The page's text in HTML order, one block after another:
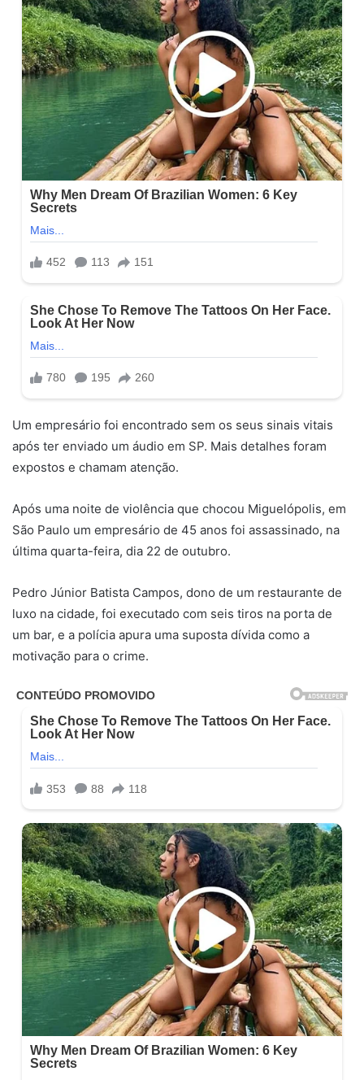
Um empresário foi encontrado sem os seus sinais vitais
após ter enviado um áudio em SP. Mais detalhes foram
expostos e chamam atenção.
Após uma noite de violência que chocou Miguelópolis, em
São Paulo um empresário de 45 anos foi assassinado, na
última quarta-feira, dia 22 de outubro.
Pedro Júnior Batista Campos, dono de um restaurante de
luxo na cidade, foi executado com seis tiros na porta de
um bar, e a polícia apura uma suposta dívida como a
motivação para o crime.